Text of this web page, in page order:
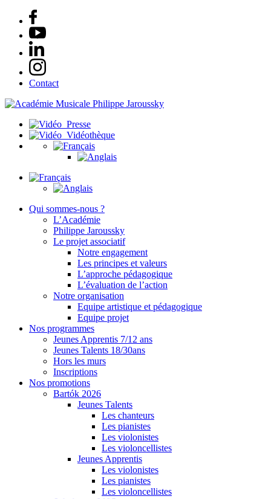
Contact
Presse
Vidéothèque
Qui sommes-nous ?
L’Académie
Philippe Jaroussky
Le projet associatif
Notre engagement
Les principes et valeurs
L’approche pédagogique
L’évaluation de l’action
Notre organisation
Equipe artistique et pédagogique
Equipe projet
Nos programmes
Jeunes Apprentis 7/12 ans
Jeunes Talents 18/30ans
Hors les murs
Inscriptions
Nos promotions
Bartók 2026
Jeunes Talents
Les chanteurs
Les pianistes
Les violonistes
Les violoncellistes
Jeunes Apprentis
Les violonistes
Les pianistes
Les violoncellistes